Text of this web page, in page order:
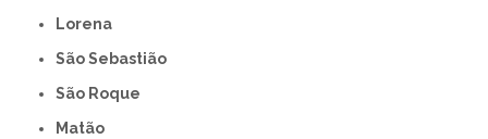
Lorena
São Sebastião
São Roque
Matão